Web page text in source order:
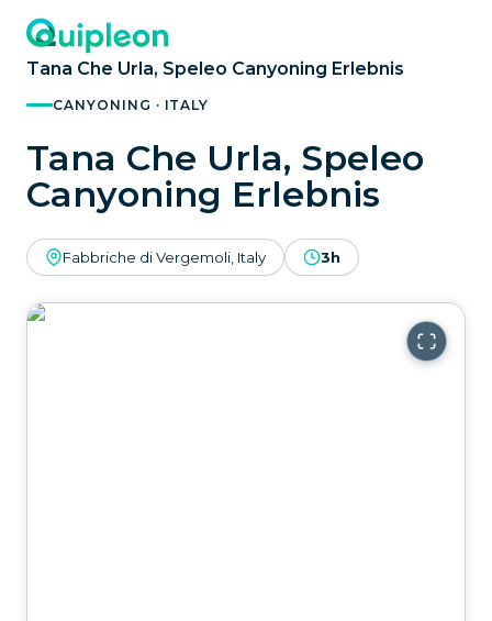
Tana Che Urla, Speleo Canyoning Erlebnis
CANYONING · ITALY
Tana Che Urla, Speleo
Canyoning Erlebnis
Fabbriche di Vergemoli, Italy 3h